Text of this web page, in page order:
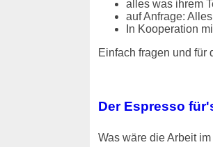
alles was ihrem
auf Anfrage:
In Kooperation
Einfach fragen und für
Der Espresso
Was wäre die Arbeit